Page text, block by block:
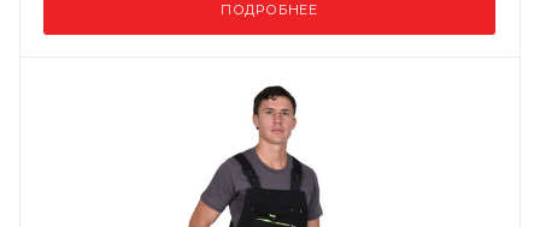
ПОДРОБНЕЕ